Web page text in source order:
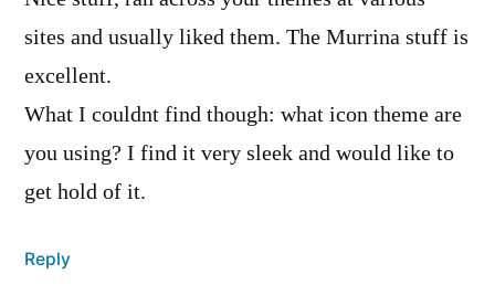
sites and usually liked them. The Murrina stuff is
excellent.
What I couldnt find though: what icon theme are
you using? I find it very sleek and would like to
get hold of it.
Reply